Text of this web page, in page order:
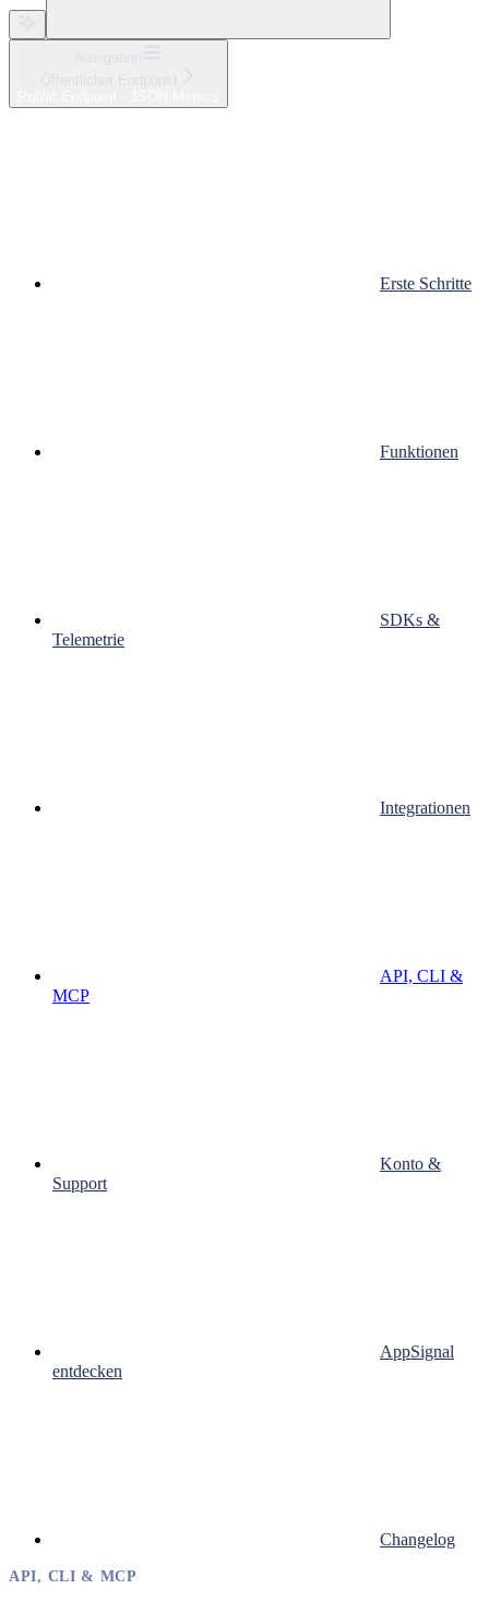
Erste Schritte
Funktionen
SDKs &
Telemetrie
Integrationen
API, CLI &
MCP
Konto &
Support
AppSignal
entdecken
Changelog
API, CLI & MCP